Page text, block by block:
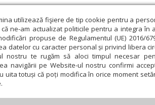
utilizează fişiere de tip cookie pentru a
ne-am actualizat politicile pentru a integra în
propuse de Regulamentul (UE) 2016/
datelor cu caracter personal și privind libera
nostru te rugăm să aloci timpul necesar
navigării pe Website-ul nostru confirmi
uita totuși că poți modifica în orice moment
An omagial
Teologie și spiritualitate